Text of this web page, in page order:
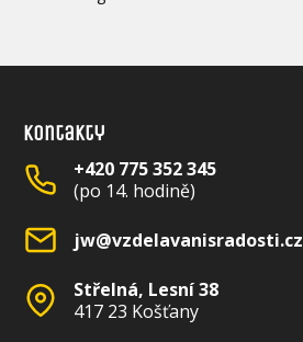
Kontakty
+420 775 352 345
(po 14. hodině)
jw@vzdelavanisradosti.cz
Střelná, Lesní 38
417 23 Košťany